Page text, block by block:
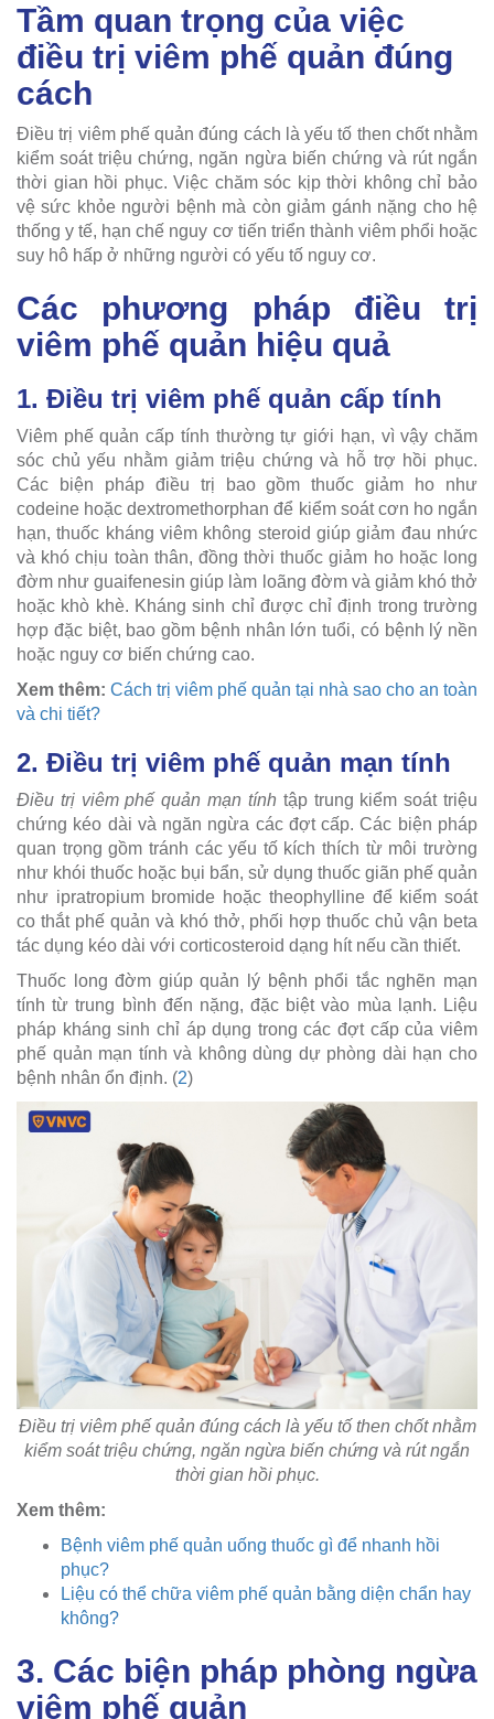
Tầm quan trọng của việc
điều trị viêm phế quản đúng
cách
Điều trị viêm phế quản đúng cách là yếu tố then chốt nhằm
kiểm soát triệu chứng, ngăn ngừa biến chứng và rút ngắn
thời gian hồi phục. Việc chăm sóc kịp thời không chỉ bảo
vệ sức khỏe người bệnh mà còn giảm gánh nặng cho hệ
thống y tế, hạn chế nguy cơ tiến triển thành viêm phổi hoặc
suy hô hấp ở những người có yếu tố nguy cơ.
Các phương pháp điều trị
viêm phế quản hiệu quả
1. Điều trị viêm phế quản cấp tính
Viêm phế quản cấp tính thường tự giới hạn, vì vậy chăm
sóc chủ yếu nhằm giảm triệu chứng và hỗ trợ hồi phục.
Các biện pháp điều trị bao gồm thuốc giảm ho như
codeine hoặc dextromethorphan để kiểm soát cơn ho ngắn
hạn, thuốc kháng viêm không steroid giúp giảm đau nhức
và khó chịu toàn thân, đồng thời thuốc giảm ho hoặc long
đờm như guaifenesin giúp làm loãng đờm và giảm khó thở
hoặc khò khè. Kháng sinh chỉ được chỉ định trong trường
hợp đặc biệt, bao gồm bệnh nhân lớn tuổi, có bệnh lý nền
hoặc nguy cơ biến chứng cao.
Xem thêm: Cách trị viêm phế quản tại nhà sao cho an toàn
và chi tiết?
2. Điều trị viêm phế quản mạn tính
Điều trị viêm phế quản mạn tính tập trung kiểm soát triệu
chứng kéo dài và ngăn ngừa các đợt cấp. Các biện pháp
quan trọng gồm tránh các yếu tố kích thích từ môi trường
như khói thuốc hoặc bụi bẩn, sử dụng thuốc giãn phế quản
như ipratropium bromide hoặc theophylline để kiểm soát
co thắt phế quản và khó thở, phối hợp thuốc chủ vận beta
tác dụng kéo dài với corticosteroid dạng hít nếu cần thiết.
Thuốc long đờm giúp quản lý bệnh phổi tắc nghẽn mạn
tính từ trung bình đến nặng, đặc biệt vào mùa lạnh. Liệu
pháp kháng sinh chỉ áp dụng trong các đợt cấp của viêm
phế quản mạn tính và không dùng dự phòng dài hạn cho
bệnh nhân ổn định. (2)
Điều trị viêm phế quản đúng cách là yếu tố then chốt nhằm
kiểm soát triệu chứng, ngăn ngừa biến chứng và rút ngắn
thời gian hồi phục.
Xem thêm:
Bệnh viêm phế quản uống thuốc gì để nhanh hồi
phục?
Liệu có thể chữa viêm phế quản bằng diện chẩn hay
không?
3. Các biện pháp phòng ngừa
viêm phế quản